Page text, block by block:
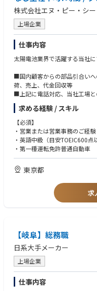
株式会社エヌ・ピー・シー
上場企業
仕事内容
太陽電池業界で活躍する当社
■国内顧客からの部品引合い
荷、売上、代金回収等
■上記に電話対応、当社工場
■営業担当者が受注する装置/
■出張社員の旅費精算など営業
■全上記に係るエクセル及び
◆営業へ同行し出張に行ってい
出張先は国内、海外（北米や
※ "残業ゼロ化" の推進や、お
クル活動支援など社員の働き
営業部 計6名（部長1名 メンバ
営業アシスタントではありま
いただくこともございます。
ば営業職としても将来的には
ただパソコンに向かって事務
かなという未経験の方にはと
す！
求める経験 / スキル
【必須】
・営業または営業事務のご経験
・英語中級（目安TOEIC600点
・第一種運転免許普通自動車
東京都
求
【岐阜】総務職
日系大手メーカー
上場企業
仕事内容